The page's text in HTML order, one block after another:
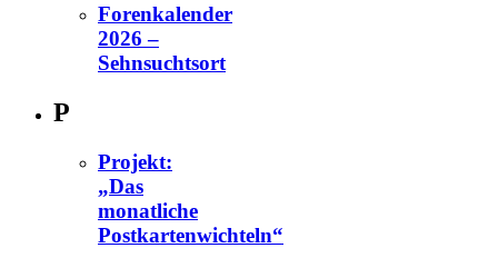
Forenkalender
2026 –
Sehnsuchtsort
P
Projekt:
„Das
monatliche
Postkartenwichteln“